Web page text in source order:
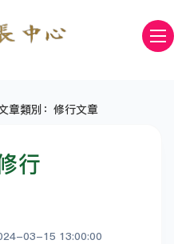
章類別：修行文章
行
03-15 13:00:00